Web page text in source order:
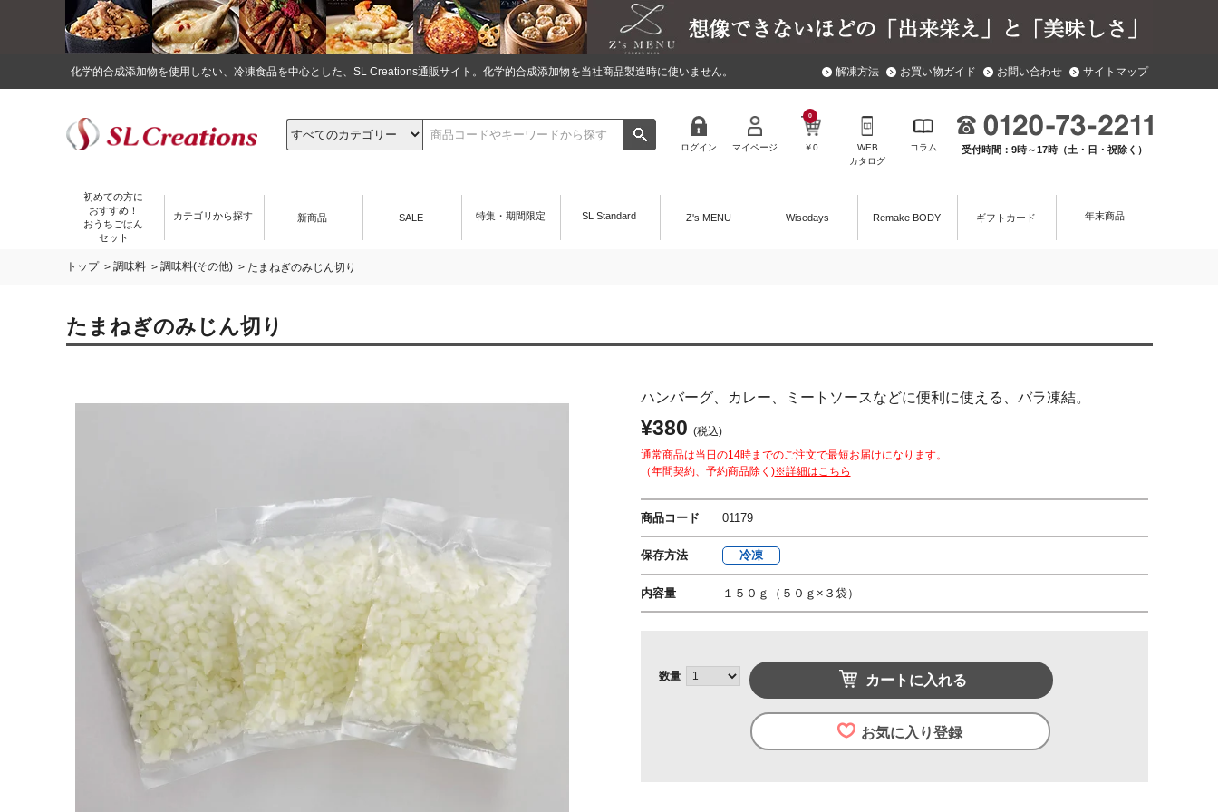
化学的合成添加物を使用しない、冷凍食品を中心とした、SL Creations通販サイト。化学的合成添加物を当社商品製造時に使いません。 解凍方法 お買い物ガイド お問い合わせ サイトマップ
受付時間：9時～17時（土・日・祝除く）
ログイン マイページ ￥0
0
WEB
カタログ
コラム
初めての方に
おすすめ！
おうちごはん
セット
カテゴリから探す 新商品 SALE 特集・期間限定 SL Standard Z's MENU Wisedays Remake BODY ギフトカード 年末商品
トップ> 調味料> 調味料(その他)> たまねぎのみじん切り
たまねぎのみじん切り
ハンバーグ、カレー、ミートソースなどに便利に使える、バラ凍結。
¥380 (税込)
通常商品は当日の14時までのご注文で最短お届けになります。
（年間契約、予約商品除く)※詳細はこちら
商品コード 01179
保存方法 冷凍
内容量 １５０ｇ（５０ｇ×３袋）
数量 カートに入れる
お気に入り登録